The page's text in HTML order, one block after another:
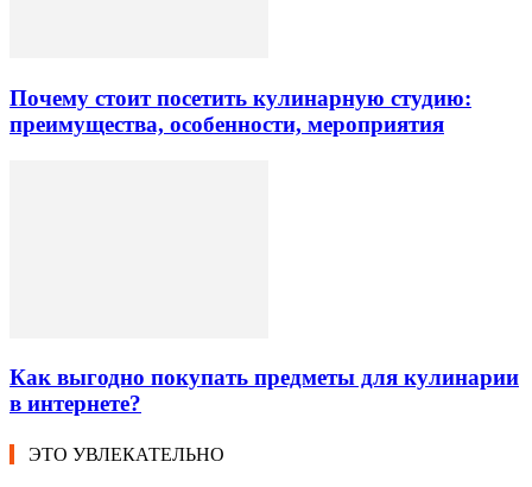
Почему стоит посетить кулинарную студию:
преимущества, особенности, мероприятия
Как выгодно покупать предметы для кулинарии
в интернете?
ЭТО УВЛЕКАТЕЛЬНО